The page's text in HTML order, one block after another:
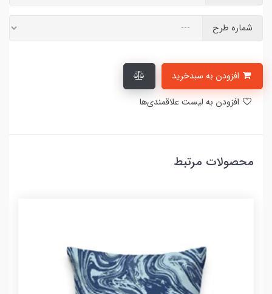
شماره طرح
محصولات مرتبط